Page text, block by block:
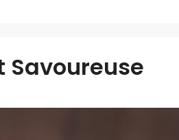
Savoureuse